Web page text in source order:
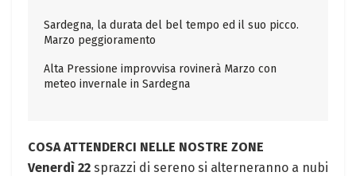
Sardegna, la durata del bel tempo ed il suo picco.
Marzo peggioramento
Alta Pressione improvvisa rovinerà Marzo con
meteo invernale in Sardegna
COSA ATTENDERCI NELLE NOSTRE ZONE
Venerdì 22 sprazzi di sereno si alterneranno a nubi